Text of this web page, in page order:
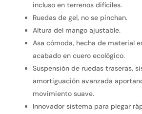
incluso en terrenos difíciles.
Ruedas de gel, no se pinchan.
Altura del mango ajustable.
Asa cómoda, hecha de material
acabado en cuero ecológico.
Suspensión de ruedas traseras,
amortiguación avanzada
movimiento suave.
Innovador sistema para plegar